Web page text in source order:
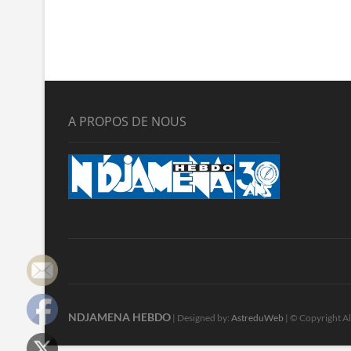
A PROPOS DE NOUS
NDJAMENA HEBDO | Designed by: AstreduWeb | © Copyright